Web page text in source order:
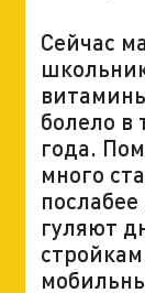
Сейчас
болело в
года.
много
гуляют